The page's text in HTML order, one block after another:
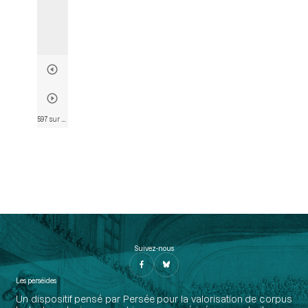
Suivez-nous
Les perséides
Un dispositif pensé par Persée pour la valorisation de corpus